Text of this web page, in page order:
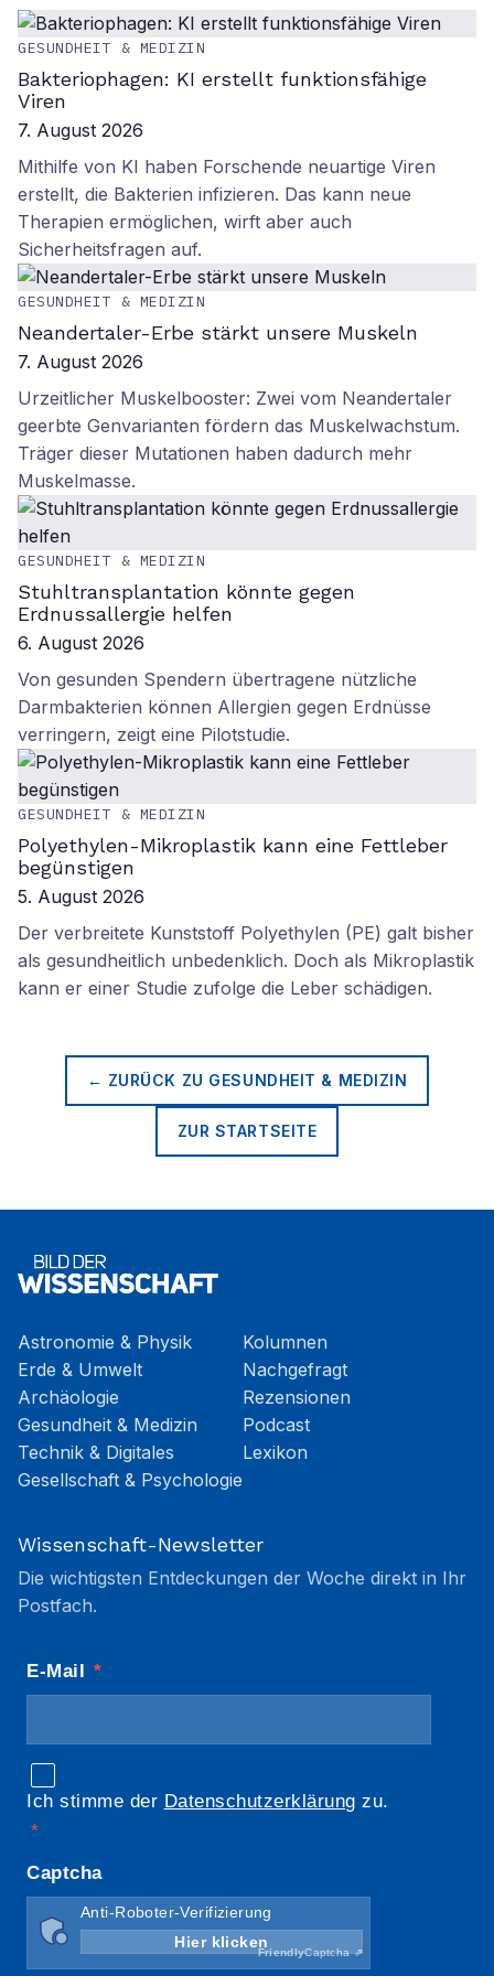
GESUNDHEIT & MEDIZIN
Bakteriophagen: KI erstellt funktionsfähige
Viren
7. August 2026
Mithilfe von KI haben Forschende neuartige Viren
erstellt, die Bakterien infizieren. Das kann neue
Therapien ermöglichen, wirft aber auch
Sicherheitsfragen auf.
GESUNDHEIT & MEDIZIN
Neandertaler-Erbe stärkt unsere Muskeln
7. August 2026
Urzeitlicher Muskelbooster: Zwei vom Neandertaler
geerbte Genvarianten fördern das Muskelwachstum.
Träger dieser Mutationen haben dadurch mehr
Muskelmasse.
GESUNDHEIT & MEDIZIN
Stuhltransplantation könnte gegen
Erdnussallergie helfen
6. August 2026
Von gesunden Spendern übertragene nützliche
Darmbakterien können Allergien gegen Erdnüsse
verringern, zeigt eine Pilotstudie.
GESUNDHEIT & MEDIZIN
Polyethylen-Mikroplastik kann eine Fettleber
begünstigen
5. August 2026
Der verbreitete Kunststoff Polyethylen (PE) galt bisher
als gesundheitlich unbedenklich. Doch als Mikroplastik
kann er einer Studie zufolge die Leber schädigen.
← ZURÜCK ZU GESUNDHEIT & MEDIZIN
ZUR STARTSEITE
Astronomie & Physik
Erde & Umwelt
Archäologie
Gesundheit & Medizin
Technik & Digitales
Gesellschaft & Psychologie
Kolumnen
Nachgefragt
Rezensionen
Podcast
Lexikon
Wissenschaft-Newsletter
Die wichtigsten Entdeckungen der Woche direkt in Ihr
Postfach.